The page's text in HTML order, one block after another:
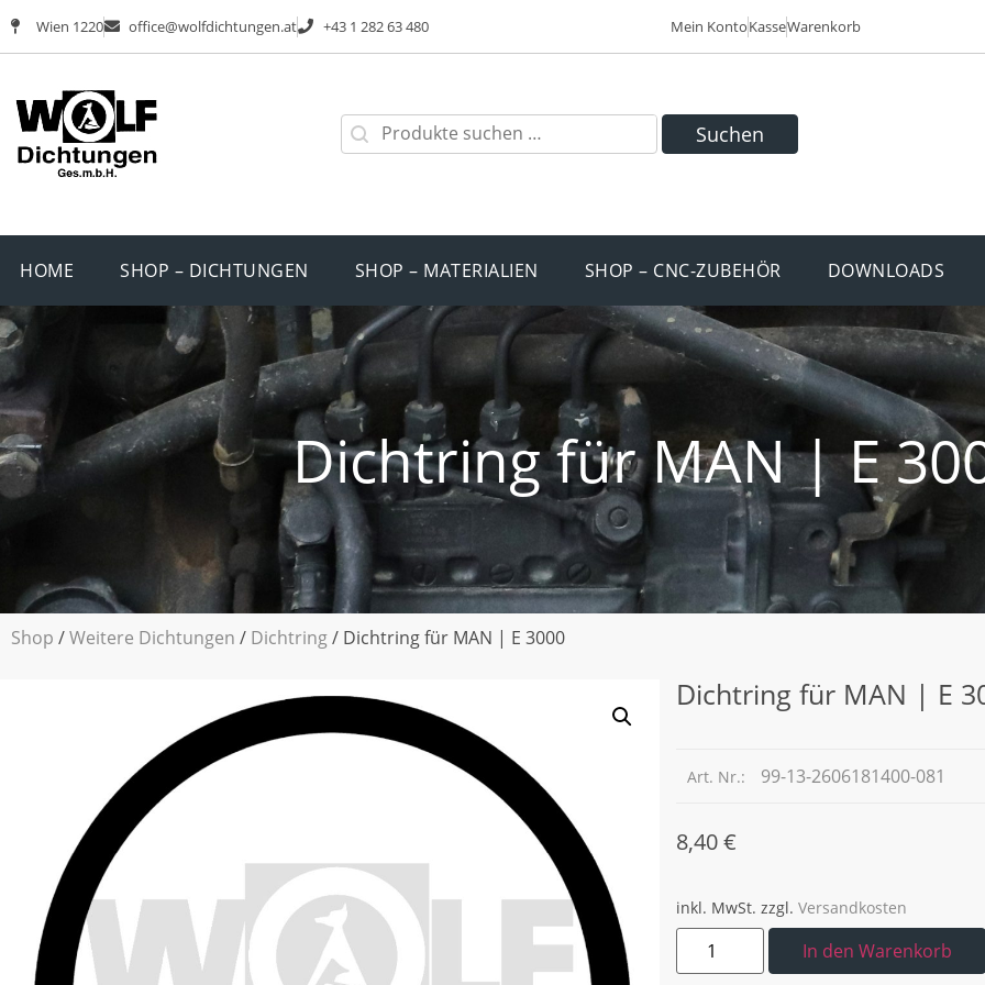
Wien 1220 office@wolfdichtungen.at +43 1 282 63 480 Mein KontoKasseWarenkorb
Suchen
HOME SHOP – DICHTUNGEN SHOP – MATERIALIEN SHOP – CNC-ZUBEHÖR DOWNLOADS
Dichtring für MAN | E
Shop /Weitere Dichtungen / Dichtring/ Dichtring für MAN | E 3000
Dichtring für MAN | E
Art. Nr.: 99-13-2606181400-081
8,40€
inkl. MwSt. zzgl. Versandkosten
In den Warenkorb